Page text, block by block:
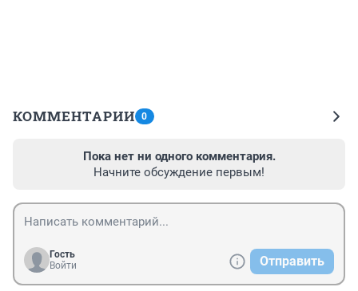
КОММЕНТАРИИ 0
Пока нет ни одного комментария.
Начните обсуждение первым!
Гость
Войти
Отправить